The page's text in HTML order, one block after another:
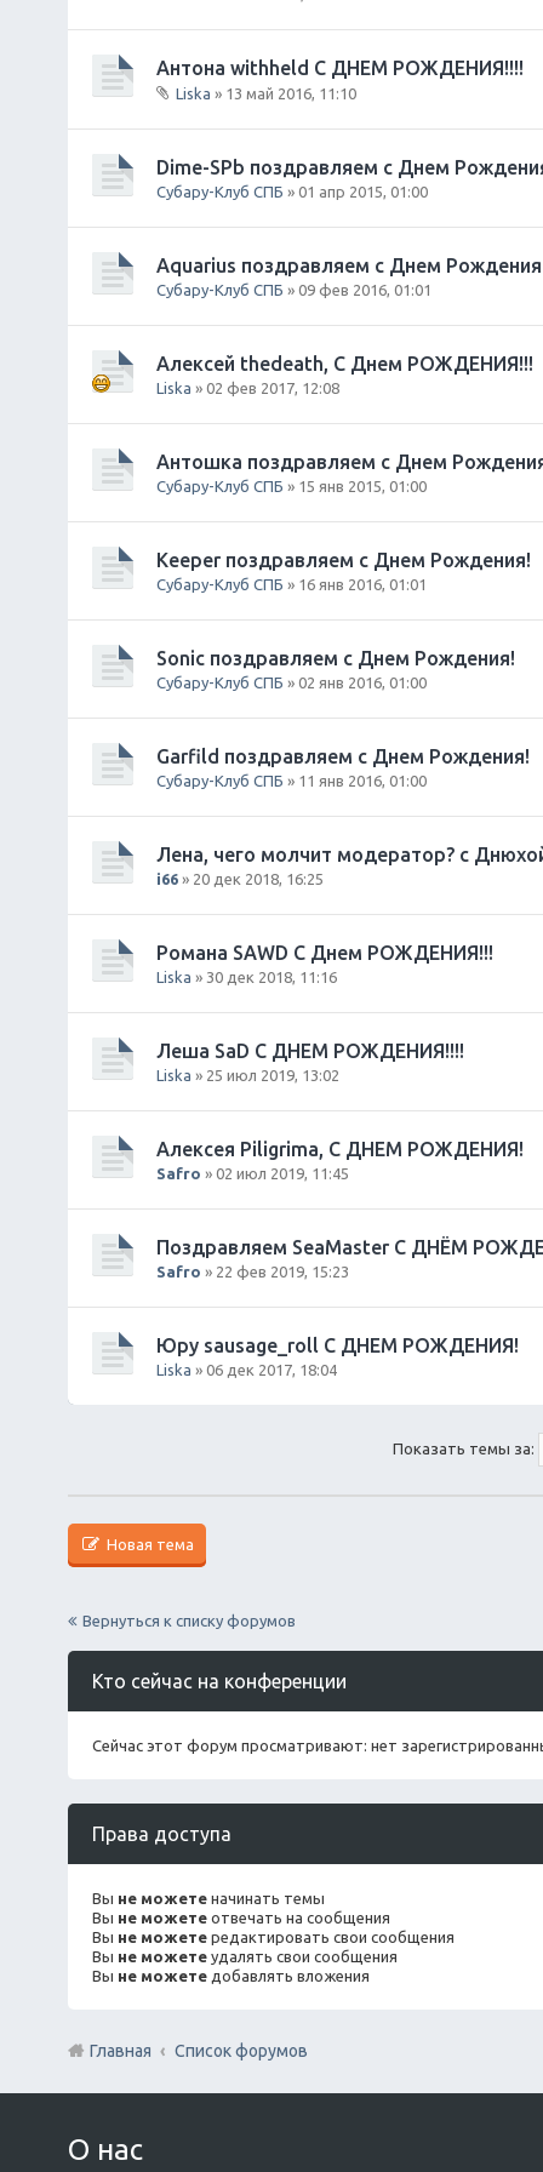
н
я
Антона withheld С ДНЕМ РОЖДЕНИЯ!!!!
о
е
н
я
Liska » 13 май 2016, 11:10
Dime-SPb поздравляем с Днем
Субару-Клуб СПБ » 01 апр 2015, 01:00
Aquarius поздравляем с Днем
Субару-Клуб СПБ » 09 фев 2016, 01:01
Алексей thedeath, С Днем РОЖДЕНИЯ!!!
Liska » 02 фев 2017, 12:08
Антошка поздравляем с Днем
Субару-Клуб СПБ » 15 янв 2015, 01:00
Keeper поздравляем с Днем Рождения!
Субару-Клуб СПБ » 16 янв 2016, 01:01
Sonic поздравляем с Днем Рождения!
Субару-Клуб СПБ » 02 янв 2016, 01:00
Garfild поздравляем с Днем Рождения!
Субару-Клуб СПБ » 11 янв 2016, 01:00
Лена, чего молчит модератор? с
i66 » 20 дек 2018, 16:25
Романа SAWD С Днем РОЖДЕНИЯ!!!
Liska » 30 дек 2018, 11:16
Леша SaD С ДНЕМ РОЖДЕНИЯ!!!!
Liska » 25 июл 2019, 13:02
Алексея Piligrimа, С ДНЕМ РОЖДЕНИЯ!
Safro » 02 июл 2019, 11:45
Поздравляем SeaMaster С ДНЁМ
Safro » 22 фев 2019, 15:23
Юру sausage_roll С ДНЕМ РОЖДЕНИЯ!
Liska » 06 дек 2017, 18:04
Показать темы за:
Новая тема
Вернуться к списку форумов
Кто сейчас на конференции
Сейчас этот форум просматривают: нет
Права доступа
Вы не можете начинать темы
Вы не можете отвечать на сообщения
Вы не можете редактировать свои сообщения
Вы не можете удалять свои сообщения
Вы не можете добавлять вложения
Главная Список форумов
О нас